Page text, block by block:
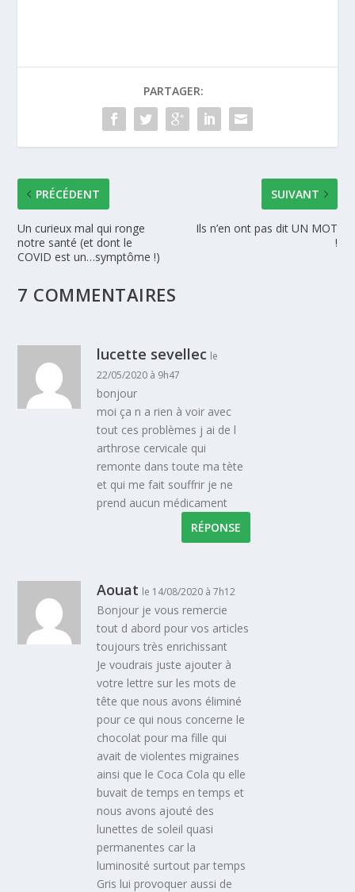
PARTAGER:
PRÉCÉDENT
Un curieux mal qui ronge
notre santé (et dont le
COVID est un…symptôme !)
SUIVANT
Ils n’en ont pas dit UN MOT
!
7 COMMENTAIRES
lucette sevellec le
22/05/2020 à 9h47
bonjour
moi ça n a rien à voir avec
tout ces problèmes j ai de l
arthrose cervicale qui
remonte dans toute ma tète
et qui me fait souffrir je ne
prend aucun médicament
RÉPONSE
Aouat le 14/08/2020 à 7h12
Bonjour je vous remercie
tout d abord pour vos articles
toujours très enrichissant
Je voudrais juste ajouter à
votre lettre sur les mots de
tête que nous avons éliminé
pour ce qui nous concerne le
chocolat pour ma fille qui
avait de violentes migraines
ainsi que le Coca Cola qu elle
buvait de temps en temps et
nous avons ajouté des
lunettes de soleil quasi
permanentes car la
luminosité surtout par temps
Gris lui provoquer aussi de